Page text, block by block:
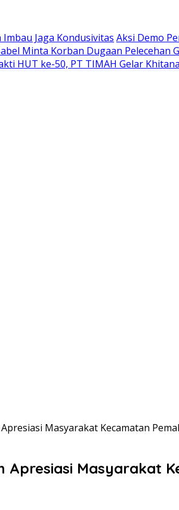
Jaga Kondusivitas Aksi Demo
Minta Korban Dugaan Pelecehan
HUT ke-50, PT TIMAH Gelar
Masyarakat Kecamatan
Apresiasi Masyarakat